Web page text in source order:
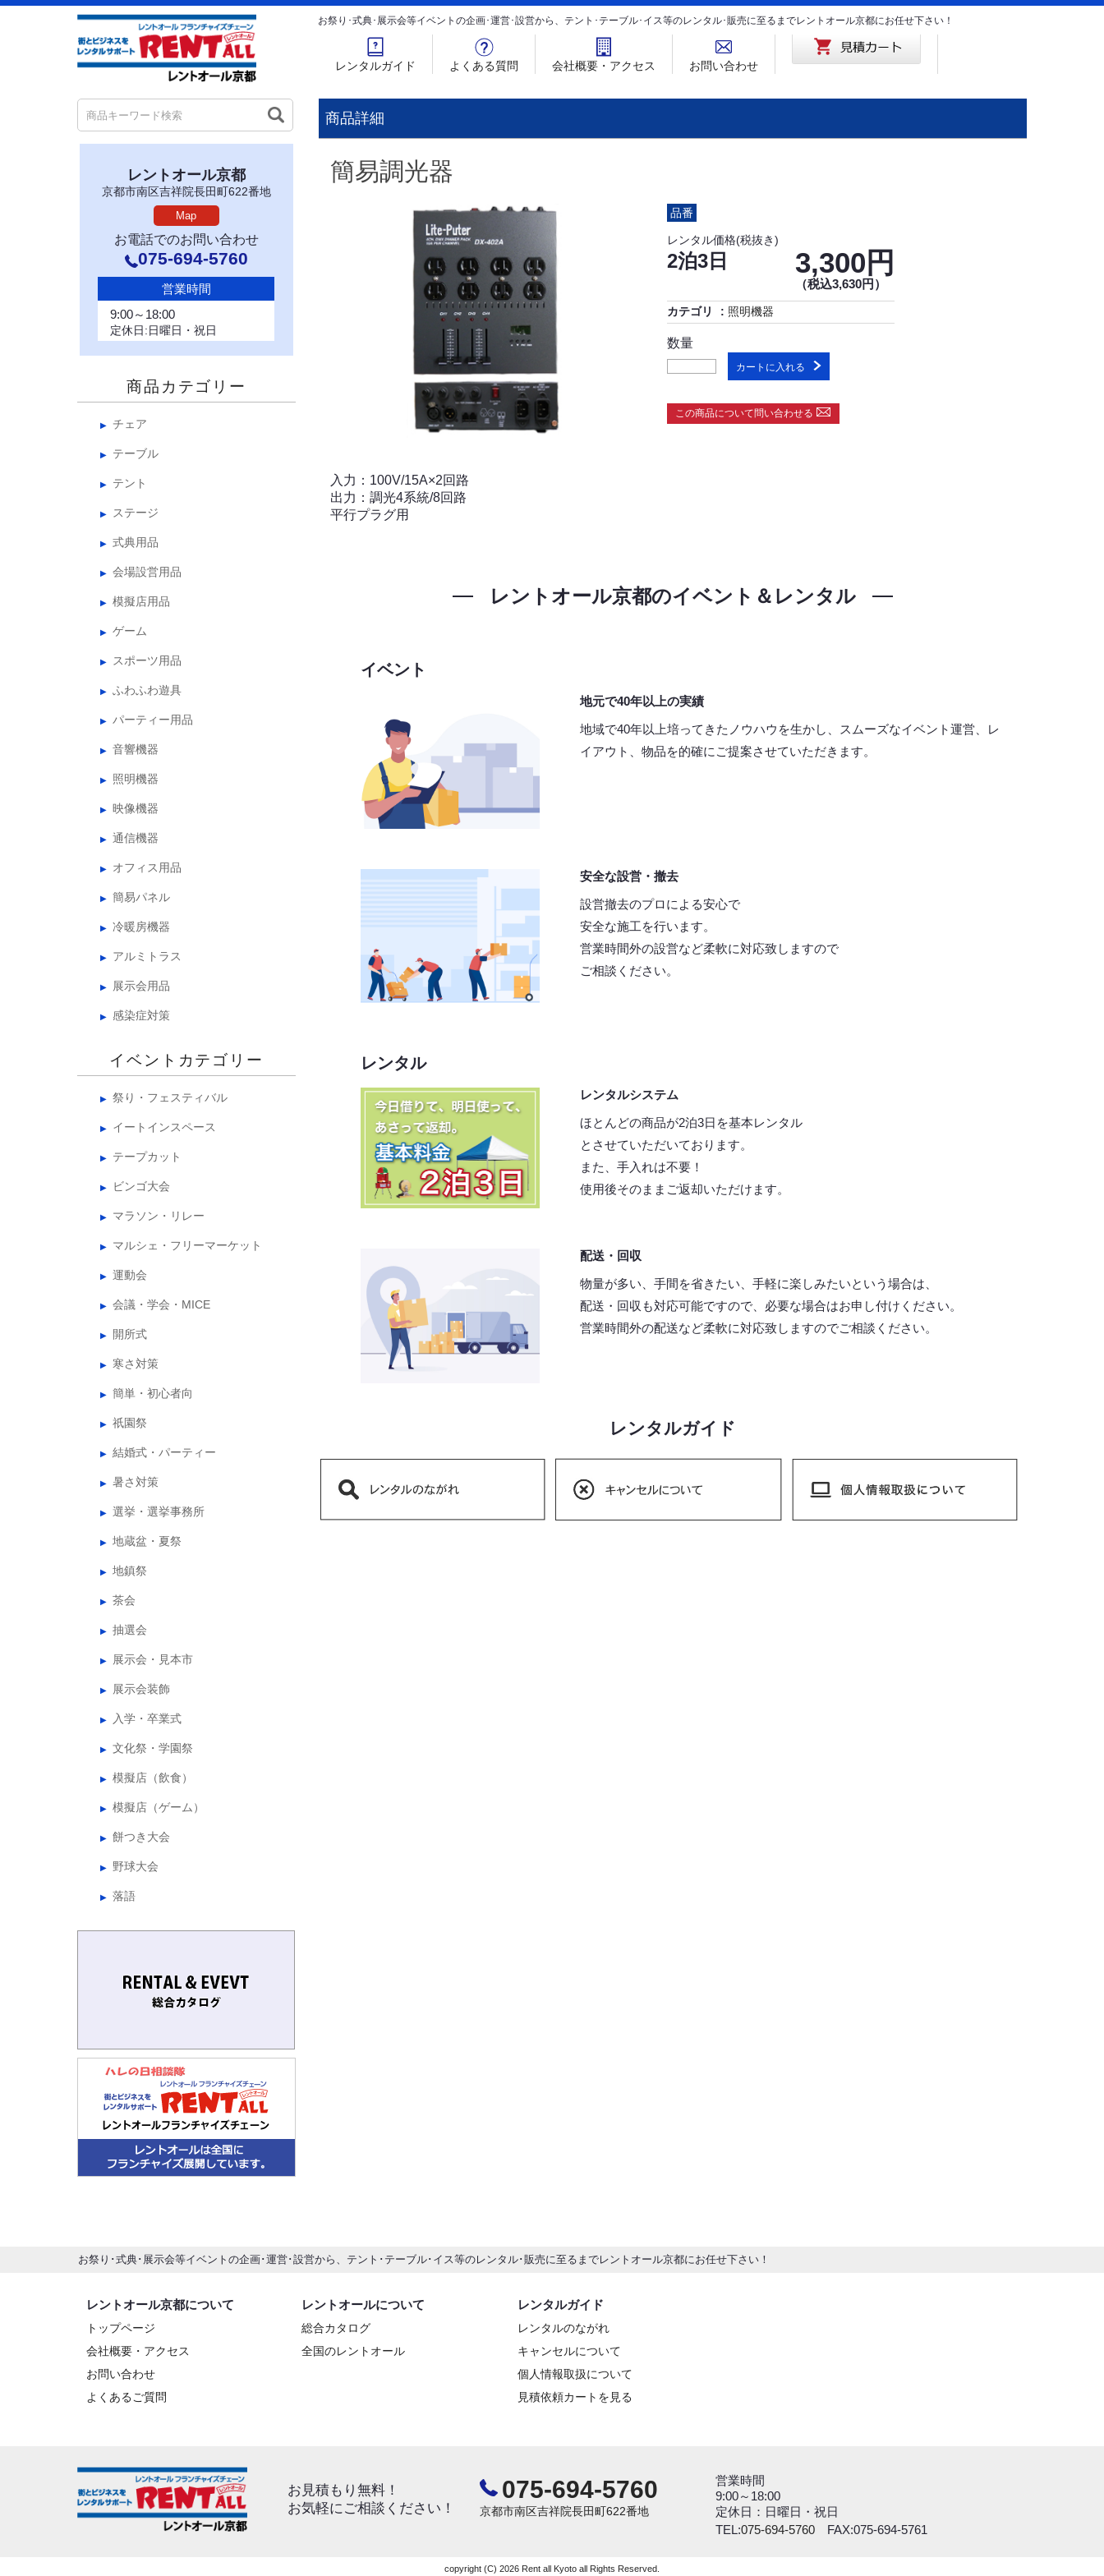
お祭り･式典･展示会等イベントの企画･運営･設営から、テント･テーブル･イス等のレンタル･販売に至るまでレントオール京都にお任せ下さい！
レンタルガイド よくある質問 会社概要・アクセス お問い合わせ
レントオール京都
京都市南区吉祥院長田町622番地
Map
お電話でのお問い合わせ
075-694-5760
営業時間
9:00～18:00
定休日:日曜日・祝日
商品カテゴリー
チェア
テーブル
テント
ステージ
式典用品
会場設営用品
模擬店用品
ゲーム
スポーツ用品
ふわふわ遊具
パーティー用品
音響機器
照明機器
映像機器
通信機器
オフィス用品
簡易パネル
冷暖房機器
アルミトラス
展示会用品
感染症対策
イベントカテゴリー
祭り・フェスティバル
イートインスペース
テープカット
ビンゴ大会
マラソン・リレー
マルシェ・フリーマーケット
運動会
会議・学会・MICE
開所式
寒さ対策
簡単・初心者向
祇園祭
結婚式・パーティー
暑さ対策
選挙・選挙事務所
地蔵盆・夏祭
地鎮祭
茶会
抽選会
展示会・見本市
展示会装飾
入学・卒業式
文化祭・学園祭
模擬店（飲食）
模擬店（ゲーム）
餅つき大会
野球大会
落語
商品詳細
簡易調光器
品番
レンタル価格(税抜き)
2泊3日 3,300円
（税込3,630円）
カテゴリ 照明機器
数量
カートに入れる
この商品について問い合わせる
入力：100V/15A×2回路
出力：調光4系統/8回路
平行プラグ用
レントオール京都のイベント＆レンタル
イベント
地元で40年以上の実績
地域で40年以上培ってきたノウハウを生かし、スムーズなイベント運営、レ
イアウト、物品を的確にご提案させていただきます。
安全な設営・撤去
設営撤去のプロによる安心で
安全な施工を行います。
営業時間外の設営など柔軟に対応致しますので
ご相談ください。
レンタル
レンタルシステム
ほとんどの商品が2泊3日を基本レンタル
とさせていただいております。
また、手入れは不要！
使用後そのままご返却いただけます。
配送・回収
物量が多い、手間を省きたい、手軽に楽しみたいという場合は、
配送・回収も対応可能ですので、必要な場合はお申し付けください。
営業時間外の配送など柔軟に対応致しますのでご相談ください。
レンタルガイド
お祭り･式典･展示会等イベントの企画･運営･設営から、テント･テーブル･イス等のレンタル･販売に至るまでレントオール京都にお任せ下さい！
レントオール京都について
トップページ
会社概要・アクセス
お問い合わせ
よくあるご質問
レントオールについて
総合カタログ
全国のレントオール
レンタルガイド
レンタルのながれ
キャンセルについて
個人情報取扱について
見積依頼カートを見る
お見積もり無料！
お気軽にご相談ください！
075-694-5760
京都市南区吉祥院長田町622番地
営業時間
9:00～18:00
定休日：日曜日・祝日
TEL:075-694-5760 FAX:075-694-5761
copyright (C) 2026 Rent all Kyoto all Rights Reserved.